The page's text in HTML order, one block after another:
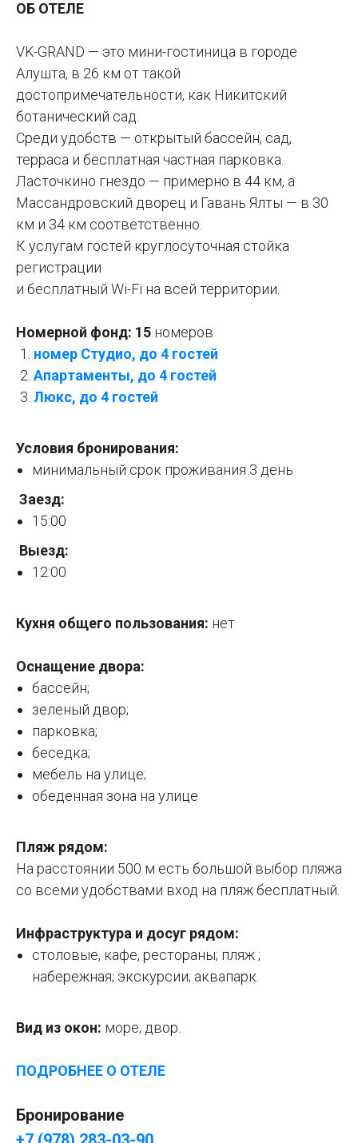
ОБ ОТЕЛЕ
VK-GRAND — это мини-гостиница в городе
Алушта, в 26 км от такой
достопримечательности, как Никитский
ботанический сад.
Среди удобств — открытый бассейн, сад,
терраса и бесплатная частная парковка.
Ласточкино гнездо — примерно в 44 км, а
Массандровский дворец и Гавань Ялты — в 30
км и 34 км соответственно.
К услугам гостей круглосуточная стойка
регистрации
и бесплатный Wi-Fi на всей территории.
Номерной фонд: 15 номеров
номер Студио, до 4 гостей
Апартаменты, до 4 гостей
Люкс, до 4 гостей
Условия бронирования:
минимальный срок проживания 3 день
Заезд:
15:00
Выезд:
12:00
Кухня общего пользования: нет
Оснащение двора:
бассейн;
зеленый двор;
парковка;
беседка;
мебель на улице;
обеденная зона на улице
Пляж рядом:
На расстоянии 500 м есть большой выбор пляжа
со всеми удобствами вход на пляж бесплатный.
Инфраструктура и досуг рядом:
столовые, кафе, рестораны; пляж ;
набережная; экскурсии; аквапарк.
Вид из окон: море; двор.
ПОДРОБНЕЕ О ОТЕЛЕ
Бронирование